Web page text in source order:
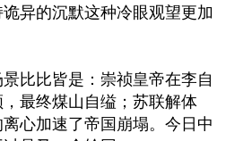
异的沉默这种冷眼观望更加
比比皆是：崇祯皇帝在李自
最终煤山自缢；苏联解体
心加速了帝国崩塌。今日中